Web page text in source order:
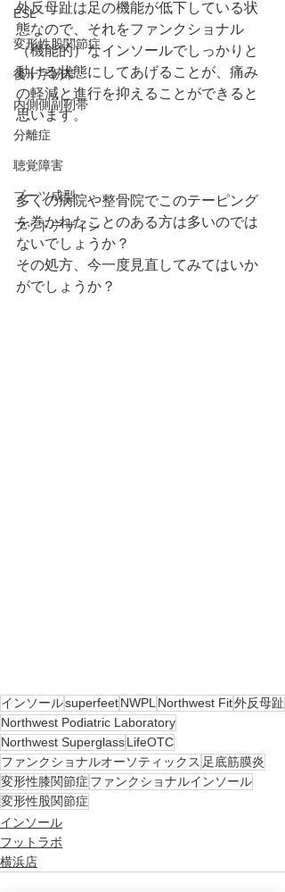
ESL
変形性股関節症
後十字靭帯
内側側副靭帯
分離症
聴覚障害
ブーツ成型
フットデザイン
外反母趾は足の機能が低下している状
態なので、それをファンクショナル
（機能的）なインソールでしっかりと
動ける状態にしてあげることが、痛み
の軽減と進行を抑えることができると
思います。
多くの病院や整骨院でこのテーピング
を巻かれたことのある方は多いのでは
ないでしょうか？
その処方、今一度見直してみてはいか
がでしょうか？
インソールsuperfeetNWPL Northwest Fit外反母趾
Northwest Podiatric Laboratory
Northwest SuperglassLifeOTC
ファンクショナルオーソティックス 足底筋膜炎
変形性膝関節症 ファンクショナルインソール
変形性股関節症
インソール
フットラボ
横浜店